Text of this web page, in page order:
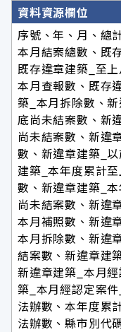
資料資源欄位
序號、年、月、總
本月結案總數、既
既存違章建築_至
本月查報數、既存
築_本月拆除數、
底尚未結案數、新
尚未結案數、新違
數、新違章建築_
建築_本年度累計
數、新違章建築_
尚未結案數、新違
本月補照數、新違
本月拆除數、新違
結案數、新違章建
新違章建築_本月
築_本月經認定案
法辦數、本年度累
法辦數、縣市別代